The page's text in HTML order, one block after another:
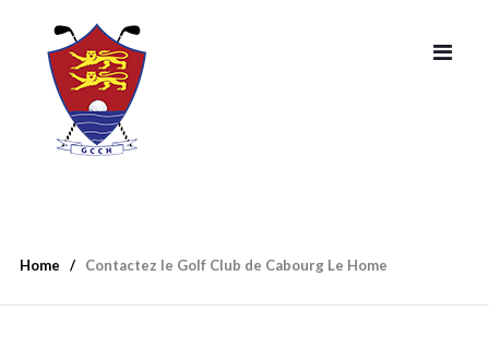
Home Contactez le Golf Club de Cabourg Le Home